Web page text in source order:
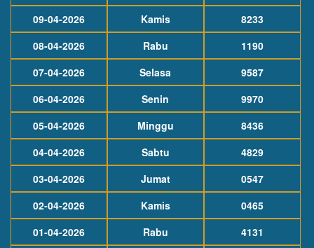
09-04-2026
Kamis
8233
08-04-2026
Rabu
1190
07-04-2026
Selasa
9587
06-04-2026
Senin
9970
05-04-2026
Minggu
8436
04-04-2026
Sabtu
4829
03-04-2026
Jumat
0547
02-04-2026
Kamis
0465
01-04-2026
Rabu 4131